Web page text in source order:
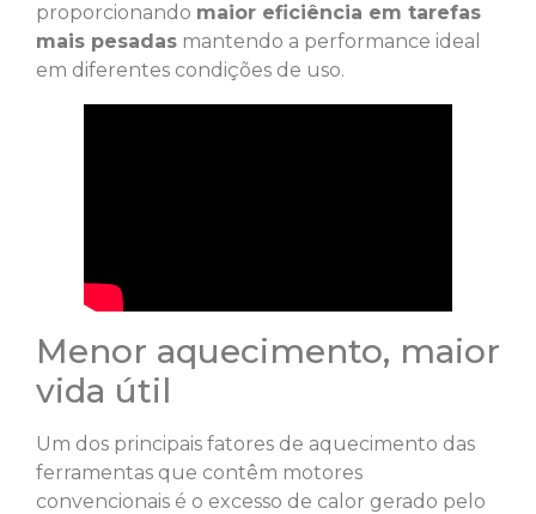
proporcionando maior eficiência em tarefas
mais pesadas mantendo a performance ideal
em diferentes condições de uso.
Menor aquecimento, maior
vida útil
Um dos principais fatores de aquecimento das
ferramentas que contêm motores
convencionais é o excesso de calor gerado pelo